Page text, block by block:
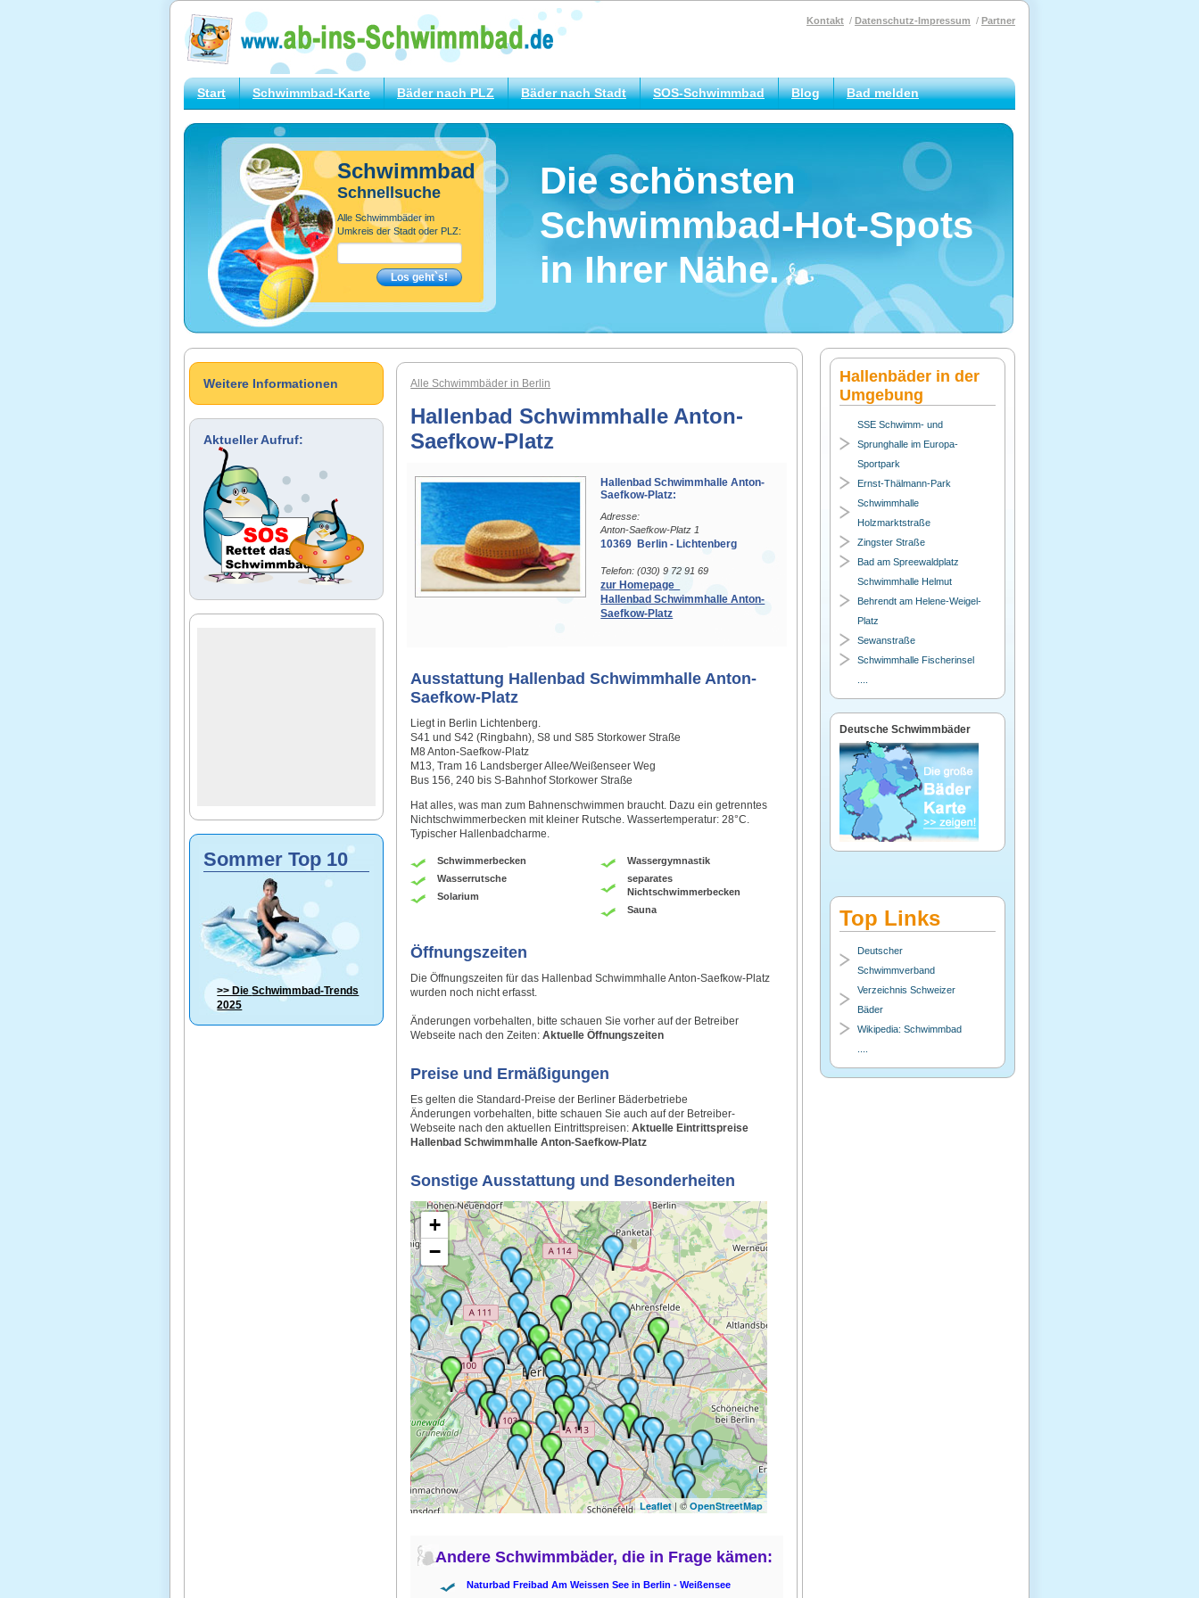
Kontakt Datenschutz-Impressum Partner
Start Schwimmbad-Karte Bäder nach PLZ Bäder nach Stadt SOS-Schwimmbad Blog Bad melden
Schwimmbad
Schnellsuche
Alle Schwimmbäder im
Umkreis der Stadt oder PLZ:
Die schönsten
Schwimmbad-Hot-Spots
in Ihrer Nähe.
Alle Schwimmbäder in Berlin
Hallenbad Schwimmhalle Anton-
Saefkow-Platz
Hallenbad Schwimmhalle Anton-
Saefkow-Platz:
Adresse:
Anton-Saefkow-Platz 1
10369 Berlin - Lichtenberg
Telefon: (030) 9 72 91 69
zur Homepage
Hallenbad Schwimmhalle Anton-
Saefkow-Platz
Ausstattung Hallenbad Schwimmhalle Anton-
Saefkow-Platz
Liegt in Berlin Lichtenberg.
S41 und S42 (Ringbahn), S8 und S85 Storkower Straße
M8 Anton-Saefkow-Platz
M13, Tram 16 Landsberger Allee/Weißenseer Weg
Bus 156, 240 bis S-Bahnhof Storkower Straße
Hat alles, was man zum Bahnenschwimmen braucht. Dazu ein getrenntes
Nichtschwimmerbecken mit kleiner Rutsche. Wassertemperatur: 28°C.
Typischer Hallenbadcharme.
Schwimmerbecken
Wasserrutsche
Solarium
Wassergymnastik
separates
Nichtschwimmerbecken
Sauna
Öffnungszeiten
Die Öffnungszeiten für das Hallenbad Schwimmhalle Anton-Saefkow-Platz
wurden noch nicht erfasst.
Änderungen vorbehalten, bitte schauen Sie vorher auf der Betreiber
Webseite nach den Zeiten:Aktuelle Öffnungszeiten
Preise und Ermäßigungen
Es gelten die Standard-Preise der Berliner Bäderbetriebe
Änderungen vorbehalten, bitte schauen Sie auch auf der Betreiber-
Webseite nach den aktuellen Eintrittspreisen:Aktuelle Eintrittspreise
Hallenbad Schwimmhalle Anton-Saefkow-Platz
Sonstige Ausstattung und Besonderheiten
+
−
Leaflet| ©OpenStreetMap
Andere Schwimmbäder, die in Frage kämen:
Naturbad Freibad Am Weissen See in Berlin - Weißensee
Weitere Informationen
Aktueller Aufruf:
Sommer Top 10
>> DieSchwimmbad-Trends
2025
Hallenbäder in der
Umgebung
SSE Schwimm- und
Sprunghalle im Europa-
Sportpark
Ernst-Thälmann-Park
Schwimmhalle
Holzmarktstraße
Zingster Straße
Bad am Spreewaldplatz
Schwimmhalle Helmut
Behrendt am Helene-Weigel-
Platz
Sewanstraße
Schwimmhalle Fischerinsel
Deutsche Schwimmbäder
Top Links
Deutscher
Schwimmverband
Verzeichnis Schweizer
Bäder
Wikipedia: Schwimmbad